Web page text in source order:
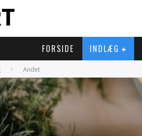
FORSIDE INDLÆG
Andet